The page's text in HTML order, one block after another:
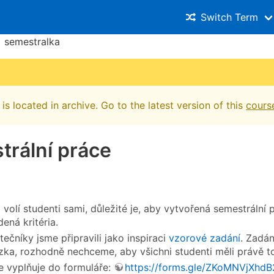
Switch Term
semestralka
is located in archive. Go to the latest version of this
práce
volí studenti sami, důležité je, aby vytvořená semestrální
kritéria.
jsme připravili jako inspiraci vzorové zadání.
rozhodně nechceme, aby všichni studenti měli právě
vyplňuje do formuláře:
https://forms.gle/